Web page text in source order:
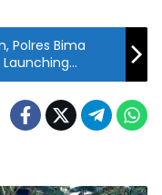
Polres Bima